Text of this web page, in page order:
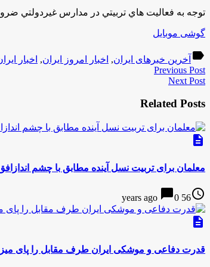
توجه به فعاليت هاي تربيتي در مدارس غيردولتي
گوشی موبایل
label آخرین خبرهای ایران, اخبار امروز ایران, اخبار
Previous Post
Next Post
Related Posts
description
معلمان برای تربیت نسل آینده مطابق با چشم اندازافق 1404 ، نباید دغدغه معیشت داشته
access_time
56 years ago
chat_bubble0
description
قدرت دفاعی و موشکی ایران طرف مقابل را پای میز